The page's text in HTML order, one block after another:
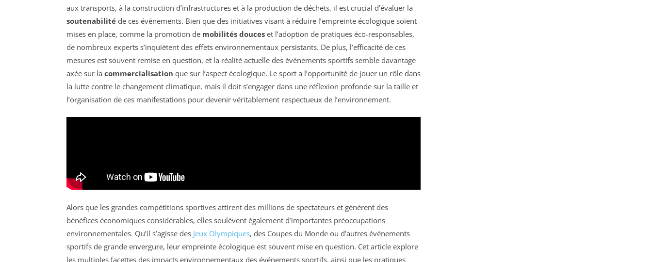
aux transports, à la construction d’infrastructures et à la production de déchets, il est crucial d’évaluer la
soutenabilité de ces événements. Bien que des initiatives visant à réduire l’empreinte écologique soient
mises en place, comme la promotion de mobilités douces et l’adoption de pratiques éco-responsables,
de nombreux experts s’inquiètent des effets environnementaux persistants. De plus, l’efficacité de ces
mesures est souvent remise en question, et la réalité actuelle des événements sportifs semble davantage
axée sur la commercialisation que sur l’aspect écologique. Le sport a l’opportunité de jouer un rôle dans
la lutte contre le changement climatique, mais il doit s’engager dans une réflexion profonde sur la taille et
l’organisation de ces manifestations pour devenir véritablement respectueux de l’environnement.
Alors que les grandes compétitions sportives attirent des millions de spectateurs et génèrent des
bénéfices économiques considérables, elles soulèvent également d’importantes préoccupations
environnementales. Qu’il s’agisse des Jeux Olympiques, des Coupes du Monde ou d’autres événements
sportifs de grande envergure, leur empreinte écologique est souvent mise en question. Cet article explore
les multiples facettes des impacts environnementaux des événements sportifs, ainsi que les pratiques